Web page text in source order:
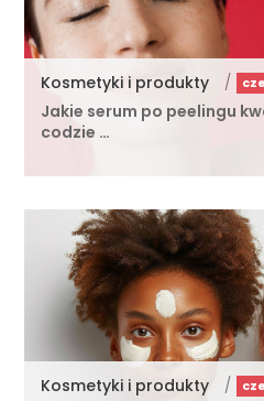
Kosmetyki i produkty /
Jakie serum po peelingu
codzie …
Kosmetyki i produkty /